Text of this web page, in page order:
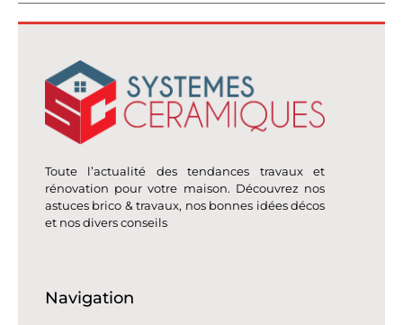
Toute l’actualité des tendances travaux et
rénovation pour votre maison. Découvrez nos
astuces brico & travaux, nos bonnes idées décos
et nos divers conseils
Navigation